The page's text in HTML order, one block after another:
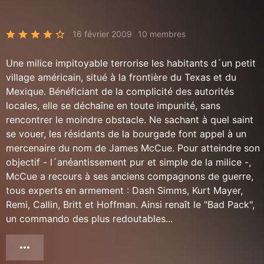
16 février 2009 10 membres
Une milice impitoyable terrorise les habitants d´un petit
village américain, situé à la frontière du Texas et du
Mexique. Bénéficiant de la complicité des autorités
locales, elle se déchaîne en toute impunité, sans
rencontrer le moindre obstacle. Ne sachant à quel saint
se vouer, les résidants de la bourgade font appel à un
mercenaire du nom de James McCue. Pour atteindre son
objectif - l´anéantissement pur et simple de la milice -,
McCue a recours à ses anciens compagnons de guerre,
tous experts en armement : Dash Simms, Kurt Mayer,
Remi, Callin, Britt et Hoffman. Ainsi renaît le "Bad Pack",
un commando des plus redoutables...